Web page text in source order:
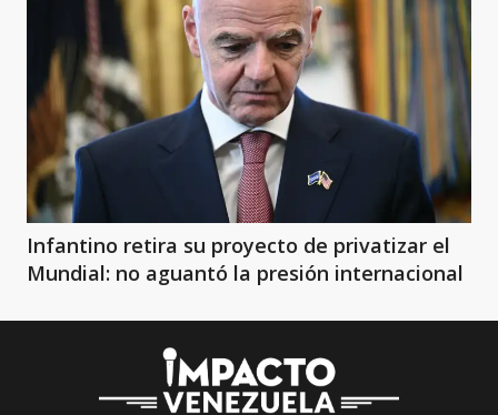
Infantino retira su proyecto de privatizar el
Mundial: no aguantó la presión internacional